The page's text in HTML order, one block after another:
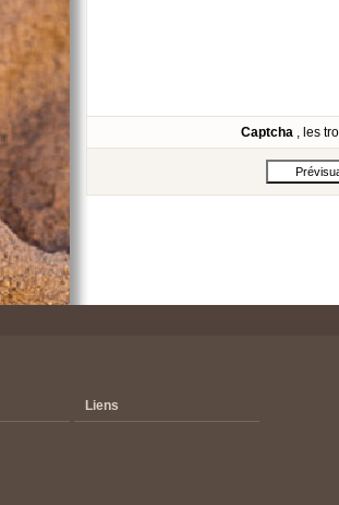
Captcha , les
Liens